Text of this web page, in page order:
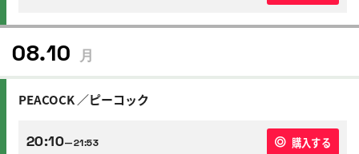
08.10 月
PEACOCK ／ピーコック
20:10—21:53 購入する